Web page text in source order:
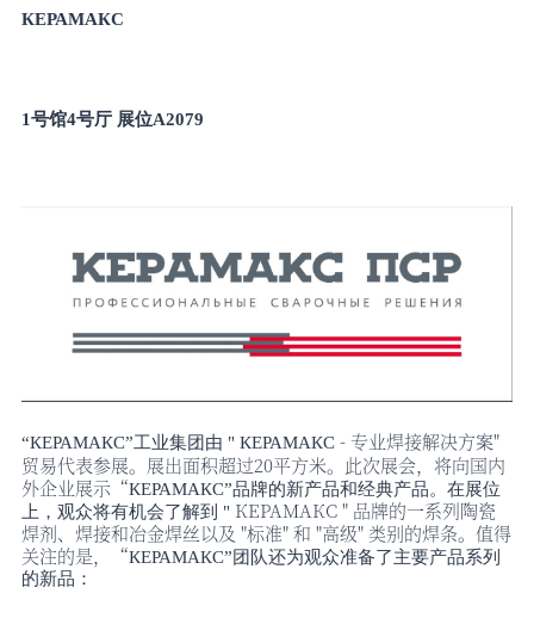
КЕРАМАКС
1号馆4号厅 展位A2079
“КЕРАМАКС”工业集团由 " КЕРАМАКС - 专业焊接解决方案"
贸易代表参展。展出面积超过20平方米。此次展会，将向国内
外企业展示“КЕРАМАКС”品牌的新产品和经典产品。在展位
上，观众将有机会了解到 " КЕРАМАКС" 品牌的一系列陶瓷
焊剂、焊接和冶金焊丝以及 "标准" 和 "高级" 类别的焊条。值得
关注的是，“КЕРАМАКС”团队还为观众准备了主要产品系列
的新品：